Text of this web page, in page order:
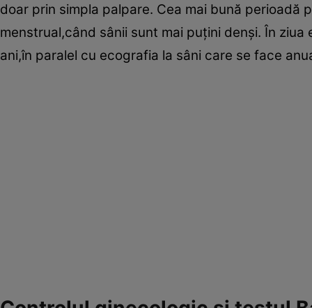
doar prin simpla palpare. Cea mai bună
menstrual,când sânii sunt mai puţini denşi. În
ani,în paralel cu ecografia la sâni care se face